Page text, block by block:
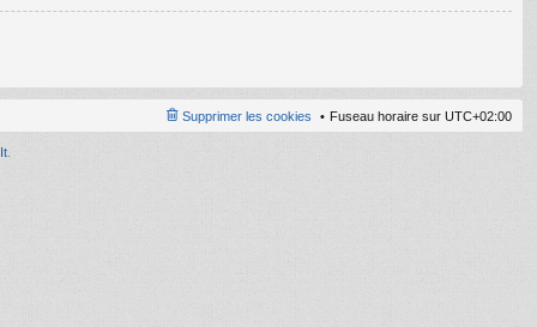
Fuseau horaire sur UTC+02:00
Supprimer les cookies